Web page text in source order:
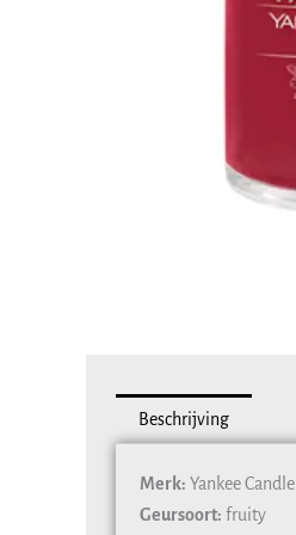
Beschrijving
Merk: Yankee Candle
Geursoort: fruity